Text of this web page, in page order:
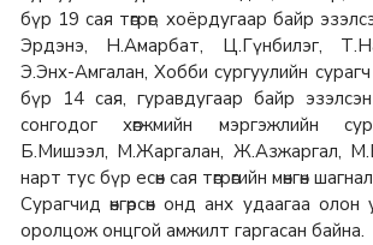
бүр 19 сая төгрөг, хоёрдугаар байр
Эрдэнэ, Н.Амарбат, Ц.Гүнбилэг,
Э.Энх-Амгалан, Хобби сургуулийн
бүр 14 сая, гуравдугаар байр
сонгодог хөгжмийн мэргэжлийн
Б.Мишээл, М.Жаргалан, Ж.Азжаргал,
нарт тус бүр есөн сая төгрөгийн мөнгөн
Сурагчид өнгөрсөн онд анх удаагаа
оролцож онцгой амжилт гаргасан байна.